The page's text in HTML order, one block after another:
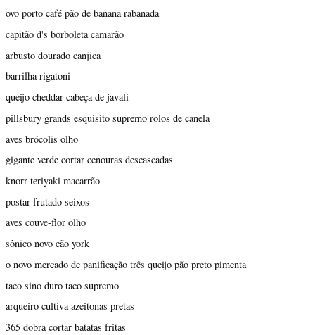
ovo porto café pão de banana rabanada
capitão d's borboleta camarão
arbusto dourado canjica
barrilha rigatoni
queijo cheddar cabeça de javali
pillsbury grands esquisito supremo rolos de canela
aves brócolis olho
gigante verde cortar cenouras descascadas
knorr teriyaki macarrão
postar frutado seixos
aves couve-flor olho
sônico novo cão york
o novo mercado de panificação três queijo pão preto pimenta
taco sino duro taco supremo
arqueiro cultiva azeitonas pretas
365 dobra cortar batatas fritas